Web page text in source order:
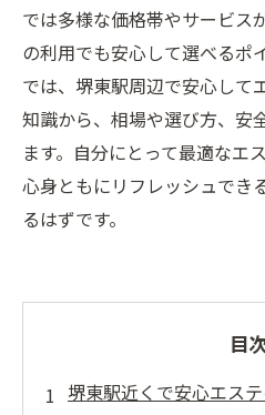
では多様な価格帯やサービス
の利用でも安心して選べるポ
では、堺東駅周辺で安心して
知識から、相場や選び方、安
ます。自分にとって最適なエ
心身ともにリフレッシュでき
るはずです。
目
堺東駅近くで安心エス